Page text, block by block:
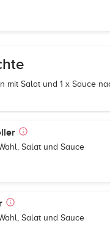
mit Salat und 1 x Sauce
Salat und Sauce
Salat und Sauce